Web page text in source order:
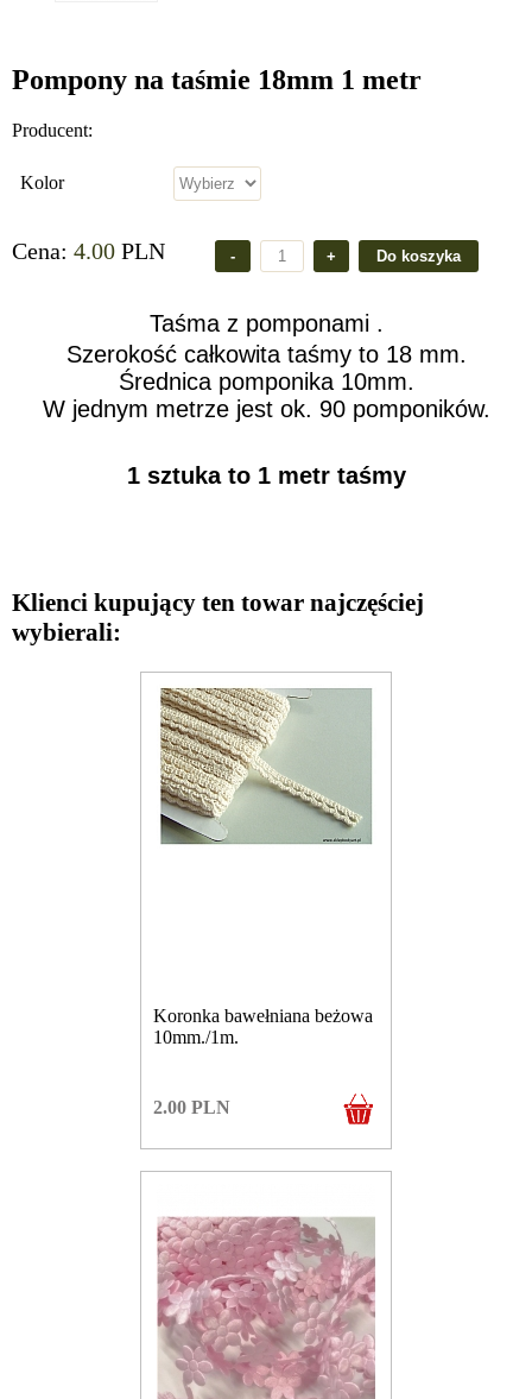
Pompony na taśmie 18mm 1 metr
Producent:
Kolor
Cena: 4.00 PLN
Taśma z pomponami .
Szerokość całkowita taśmy to 18 mm.
Średnica pomponika 10mm.
W jednym metrze jest ok. 90 pomponików.
1 sztuka to 1 metr taśmy
Klienci kupujący ten towar najczęściej
wybierali:
Koronka bawełniana beżowa
10mm./1m.
2.00 PLN